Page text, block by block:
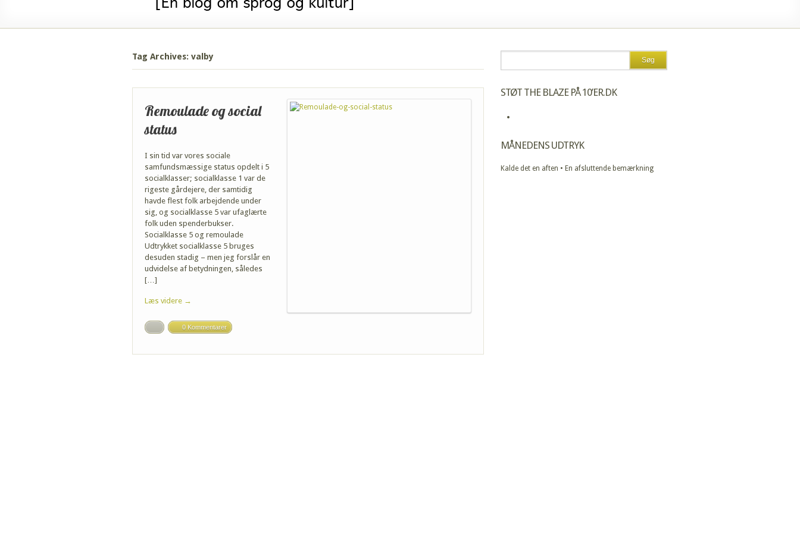
Tag Archives: valby
Remoulade og social
status
I sin tid var vores sociale
samfundsmæssige status opdelt i 5
socialklasser; socialklasse 1 var de
rigeste gårdejere, der samtidig
havde flest folk arbejdende under
sig, og socialklasse 5 var ufaglærte
folk uden spenderbukser.
Socialklasse 5 og remoulade
Udtrykket socialklasse 5 bruges
desuden stadig – men jeg forslår en
udvidelse af betydningen, således
[…]
Læs videre →
0 Kommentarer
STØT THE BLAZE PÅ 10’ER.DK
MÅNEDENS UDTRYK
Kalde det en aften • En afsluttende bemærkning